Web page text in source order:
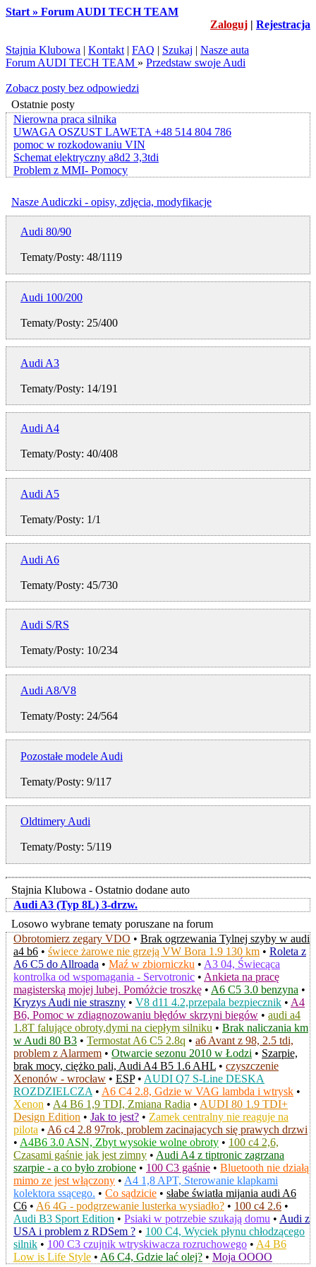
Start » Forum AUDI TECH TEAM
Zaloguj | Rejestracja
Stajnia Klubowa | Kontakt | FAQ | Szukaj | Nasze auta
Forum AUDI TECH TEAM » Przedstaw swoje Audi
Zobacz posty bez odpowiedzi
Ostatnie posty
Nierowna praca silnika
UWAGA OSZUST LAWETA +48 514 804 786
pomoc w rozkodowaniu VIN
Schemat elektryczny a8d2 3,3tdi
Problem z MMI- Pomocy
Nasze Audiczki - opisy, zdjęcia, modyfikacje
Audi 80/90
Tematy/Posty: 48/1119
Audi 100/200
Tematy/Posty: 25/400
Audi A3
Tematy/Posty: 14/191
Audi A4
Tematy/Posty: 40/408
Audi A5
Tematy/Posty: 1/1
Audi A6
Tematy/Posty: 45/730
Audi S/RS
Tematy/Posty: 10/234
Audi A8/V8
Tematy/Posty: 24/564
Pozostałe modele Audi
Tematy/Posty: 9/117
Oldtimery Audi
Tematy/Posty: 5/119
Stajnia Klubowa - Ostatnio dodane auto
Audi A3 (Typ 8L) 3-drzw.
Losowo wybrane tematy poruszane na forum
Obrotomierz zegary VDO • Brak ogrzewania Tylnej szyby w audi
a4 b6 • świece żarowe nie grzeją VW Bora 1.9 130 km • Roleta z
A6 C5 do Allroada • Maź w zbiorniczku • A3 04, Świecąca
kontrolka od wspomagania - Servotronic • Ankieta na pracę
magisterską mojej lubej. Pomóżcie troszkę • A6 C5 3.0 benzyna •
Kryzys Audi nie straszny • V8 d11 4.2,przepala bezpiecznik • A4
B6, Pomoc w zdiagnozowaniu błędów skrzyni biegów • audi a4
1.8T falujące obroty,dymi na ciepłym silniku • Brak naliczania km
w Audi 80 B3 • Termostat A6 C5 2.8q • a6 Avant z 98, 2.5 tdi,
problem z Alarmem • Otwarcie sezonu 2010 w Łodzi • Szarpie,
brak mocy, ciężko pali, Audi A4 B5 1.6 AHL • czyszczenie
Xenonów - wrocław • ESP• AUDI Q7 S-Line DESKA
ROZDZIELCZA • A6 C4 2.8, Gdzie w VAG lambda i wtrysk •
Xenon • A4 B6 1,9 TDI, Zmiana Radia • AUDI 80 1.9 TDI+
Design Edition • Jak to jest? • Zamek centralny nie reaguje na
pilota • A6 c4 2.8 97rok, problem zacinajacych się prawych drzwi
• A4B6 3.0 ASN, Zbyt wysokie wolne obroty • 100 c4 2,6,
Czasami gaśnie jak jest zimny • Audi A4 z tiptronic zagrzana
szarpie - a co było zrobione • 100 C3 gaśnie • Bluetooth nie działą
mimo ze jest włączony • A4 1,8 APT, Sterowanie klapkami
kolektora ssącego. • Co sądzicie • słabe światła mijania audi A6
C6 • A6 4G - podgrzewanie lusterka wysiadło? • 100 c4 2.6 •
Audi B3 Sport Edition • Psiaki w potrzebie szukają domu • Audi z
USA i problem z RDSem ? • 100 C4, Wyciek płynu chłodzącego
silnik • 100 C3 czujnik wtryskiwacza rozruchowego • A4 B6
Low is Life Style • A6 C4, Gdzie lać olej? • Moja OOOO